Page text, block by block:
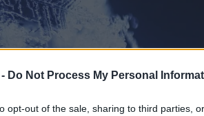
Do Not Process My Personal
opt-out of the sale, sharing to third parties,